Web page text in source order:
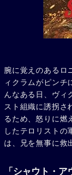
腕に覚えのあるロ
ィクラムがピンチ
んなある日、ヴィ
スト組織に誘拐さ
るため、怒りに燃
したテロリストの
は、兄を無事に
「シャウト・